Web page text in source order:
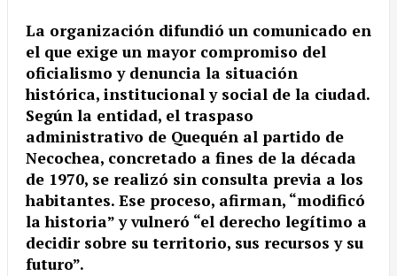
La organización difundió un comunicado en
el que exige un mayor compromiso del
oficialismo y denuncia la situación
histórica, institucional y social de la ciudad.
Según la entidad, el traspaso
administrativo de Quequén al partido de
Necochea, concretado a fines de la década
de 1970, se realizó sin consulta previa a los
habitantes. Ese proceso, afirman, “modificó
la historia” y vulneró “el derecho legítimo a
decidir sobre su territorio, sus recursos y su
futuro”.